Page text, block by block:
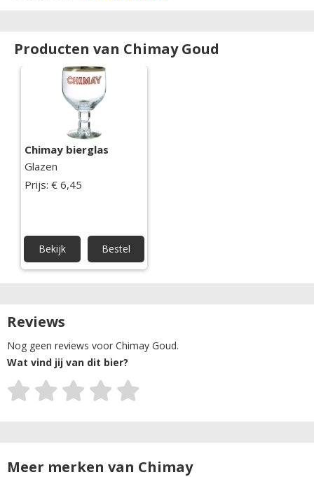
Producten van Chimay Goud
Chimay bierglas
Glazen
Prijs: € 6,45
Bekijk Bestel
Reviews
Nog geen reviews voor Chimay Goud.
Wat vind jij van dit bier?
Meer merken van Chimay